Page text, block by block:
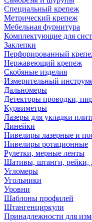
Специальный крепеж
Метрический крепеж
Мебельная фурнитура
Комплектующие для
Заклепки
Перфорированный
Нержавеющий крепеж
Скобяные изделия
Измерительный
Дальномеры
Детекторы проводки,
Курвиметры
Лазеры для укладки
Линейки
Нивелиры лазерные и
Нивелиры ротационные
Рулетки, мерные ленты
Шативы, штанги, рейки,
Угломеры
Угольники
Уровни
Шаблоны профилей
Штангенциркули
Принадлежности для